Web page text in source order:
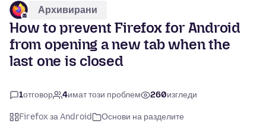
Архивирани
How to prevent Firefox for Android
from opening a new tab when the
last one is closed
1отговор 4имат този проблем 260изгледи
Firefox за Android
Основи на разделите